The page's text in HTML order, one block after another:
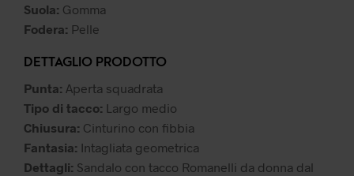
Suola: Gomma
Fodera: Pelle
DETTAGLIO PRODOTTO
Punta: Aperta squadrata
Tipo di tacco: Largo medio
Chiusura: Cinturino con fibbia
Fantasia: Intagliata geometrica
Dettagli: Sandalo con tacco Romanelli da donna dal